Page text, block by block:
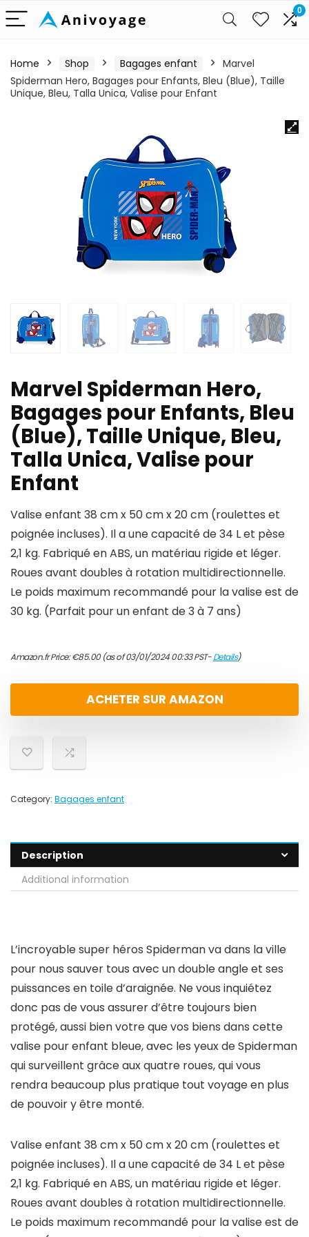
0
Home Shop Bagages enfant
Marvel
Spiderman Hero, Bagages pour Enfants, Bleu (Blue), Taille
Unique, Bleu, Talla Unica, Valise pour Enfant
Marvel Spiderman Hero,
Bagages pour Enfants, Bleu
(Blue), Taille Unique, Bleu,
Talla Unica, Valise pour
Enfant
Valise enfant 38 cm x 50 cm x 20 cm (roulettes et
poignée incluses). Il a une capacité de 34 L et pèse
2,1 kg. Fabriqué en ABS, un matériau rigide et léger.
Roues avant doubles à rotation multidirectionnelle.
Le poids maximum recommandé pour la valise est de
30 kg. (Parfait pour un enfant de 3 à 7 ans)
Amazon.fr Price:€85.00(as of 03/01/2024 00:33 PST-Details)
ACHETER SUR AMAZON
Category: Bagages enfant
Description
Additional information
L’incroyable super héros Spiderman va dans la ville
pour nous sauver tous avec un double angle et ses
puissances en toile d’araignée. Ne vous inquiétez
donc pas de vous assurer d’être toujours bien
protégé, aussi bien votre que vos biens dans cette
valise pour enfant bleue, avec les yeux de Spiderman
qui surveillent grâce aux quatre roues, qui vous
rendra beaucoup plus pratique tout voyage en plus
de pouvoir y être monté.
Valise enfant 38 cm x 50 cm x 20 cm (roulettes et
poignée incluses). Il a une capacité de 34 L et pèse
2,1 kg. Fabriqué en ABS, un matériau rigide et léger.
Roues avant doubles à rotation multidirectionnelle.
Le poids maximum recommandé pour la valise est de